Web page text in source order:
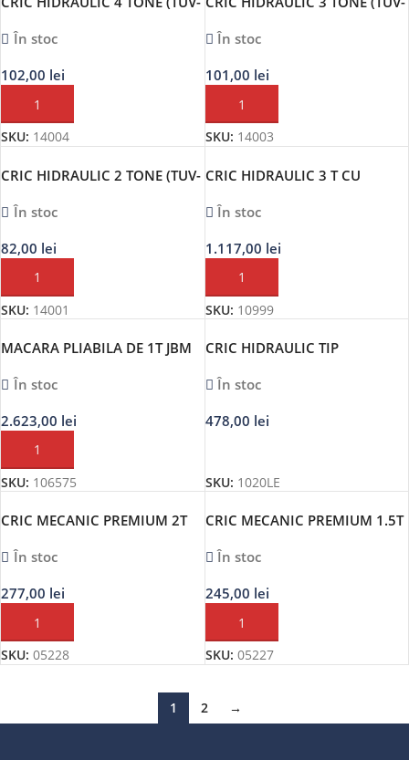
În stoc
102,00 lei
ADAUGĂ ÎN COȘ
SKU: 14004
În stoc
101,00 lei
ADAUGĂ ÎN COȘ
SKU: 14003
CRIC HIDRAULIC 2 TONE (TUV-
În stoc
82,00 lei
ADAUGĂ ÎN COȘ
SKU: 14001
CRIC HIDRAULIC 3 T CU
În stoc
1.117,00 lei
ADAUGĂ ÎN COȘ
SKU: 10999
MACARA PLIABILA DE 1T JBM
În stoc
2.623,00 lei
ADAUGĂ ÎN COȘ
SKU: 106575
CRIC HIDRAULIC TIP
În stoc
478,00 lei
SKU: 1020LE
CRIC MECANIC PREMIUM 2T
În stoc
277,00 lei
ADAUGĂ ÎN COȘ
SKU: 05228
CRIC MECANIC PREMIUM 1.5T
În stoc
245,00 lei
ADAUGĂ ÎN COȘ
SKU: 05227
1 2 →